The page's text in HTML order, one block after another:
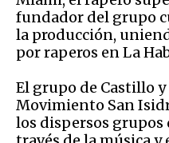
fundador del grupo
la producción,
por raperos en La
El grupo de Castillo
Movimiento San
los dispersos